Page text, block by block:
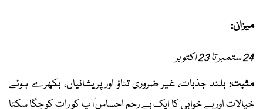
میزان:
24 ستمبر تا 23 اکتوبر
مثبت: بلند جذبات، غیر ضروری تناؤ اور پریشانیاں، بکھرے ہوئے
خیالات اور بے خوابی کا ایک بے رحم احساس آپ کو رات کو جگا سکتا